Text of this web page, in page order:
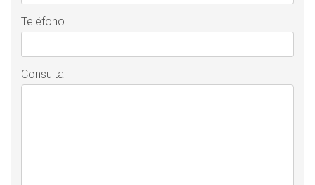
Teléfono
Consulta